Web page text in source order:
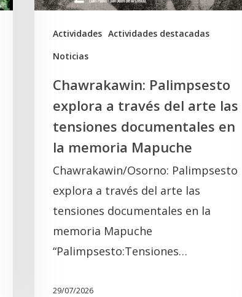
Actividades Actividades destacadas
Noticias
las
tensiones
documentales
memoria
Mapuche
Chawrakawin: Palimpsesto
explora a través del arte las
tensiones documentales en
la memoria Mapuche
Chawrakawin/Osorno: Palimpsesto
explora a través del arte las
tensiones documentales en la
memoria Mapuche
“Palimpsesto:Tensiones…
29/07/2026